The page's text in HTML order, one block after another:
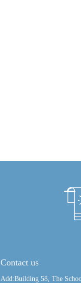
Contact us
Add:Building 58, The